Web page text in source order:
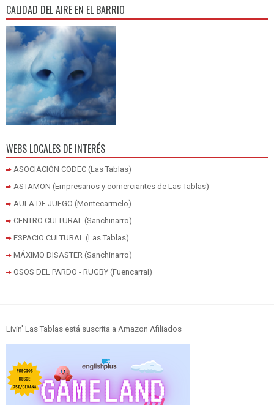
CALIDAD DEL AIRE EN EL BARRIO
WEBS LOCALES DE INTERÉS
ASOCIACIÓN CODEC (Las Tablas)
ASTAMON (Empresarios y comerciantes de Las Tablas)
AULA DE JUEGO (Montecarmelo)
CENTRO CULTURAL (Sanchinarro)
ESPACIO CULTURAL (Las Tablas)
MÁXIMO DISASTER (Sanchinarro)
OSOS DEL PARDO - RUGBY (Fuencarral)
Livin' Las Tablas está suscrita a Amazon Afiliados